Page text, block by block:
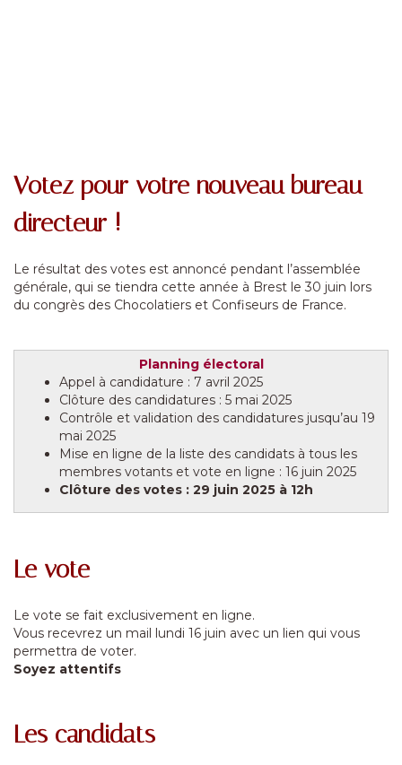
Votez pour votre nouveau bureau
directeur !
Le résultat des votes est annoncé pendant l’assemblée
générale, qui se tiendra cette année à Brest le 30 juin lors
du congrès des Chocolatiers et Confiseurs de France.
Planning électoral
Appel à candidature : 7 avril 2025
Clôture des candidatures : 5 mai 2025
Contrôle et validation des candidatures jusqu’au 19
mai 2025
Mise en ligne de la liste des candidats à tous les
membres votants et vote en ligne : 16 juin 2025
Clôture des votes : 29 juin 2025 à 12h
Le vote
Le vote se fait exclusivement en ligne.
Vous recevrez un mail lundi 16 juin avec un lien qui vous
permettra de voter.
Soyez attentifs
Les candidats